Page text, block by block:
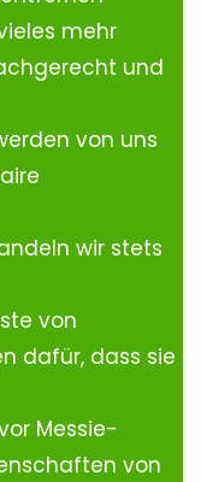
mehr
und
von uns
wir stets
von
dafür, dass sie
Messie-
von